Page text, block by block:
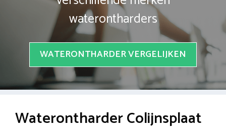
waterontharders
WATERONTHARDER VERGELIJKEN
Waterontharder Colijnsplaat